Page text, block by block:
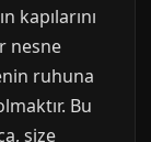
kapılarını
nesne
ruhuna
Bu
size